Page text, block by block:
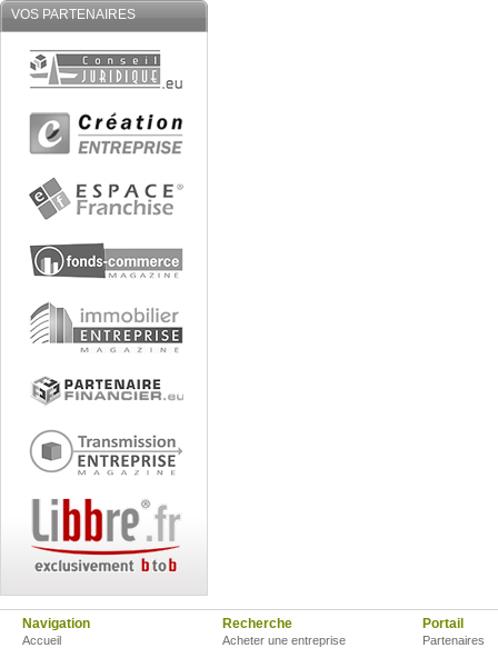
VOS PARTENAIRES
Navigation
Accueil
Recherche
Acheter une entreprise
Portail
Partenaires